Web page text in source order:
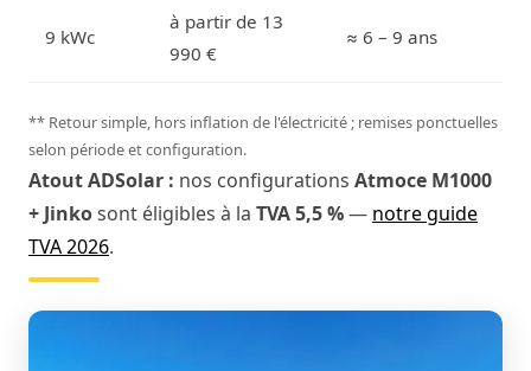
9 kWc
à partir de 13
990 €
≈ 6 – 9 ans
** Retour simple, hors inflation de l'électricité ; remises ponctuelles
selon période et configuration.
Atout ADSolar : nos configurations Atmoce M1000
+ Jinkosont éligibles à la TVA 5,5 %— notre guide
TVA 2026.